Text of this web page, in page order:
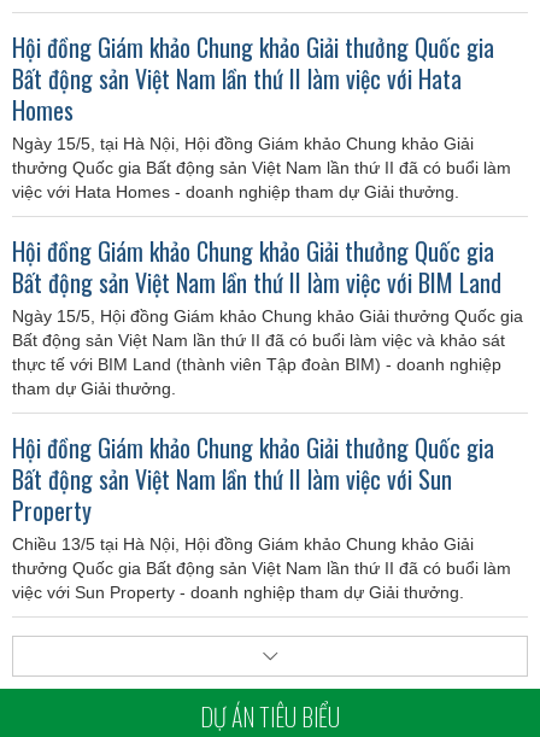
Hội đồng Giám khảo Chung khảo Giải thưởng Quốc gia
Bất động sản Việt Nam lần thứ II làm việc với Hata
Homes
Ngày 15/5, tại Hà Nội, Hội đồng Giám khảo Chung khảo Giải
thưởng Quốc gia Bất động sản Việt Nam lần thứ II đã có buổi làm
việc với Hata Homes - doanh nghiệp tham dự Giải thưởng.
Hội đồng Giám khảo Chung khảo Giải thưởng Quốc gia
Bất động sản Việt Nam lần thứ II làm việc với BIM Land
Ngày 15/5, Hội đồng Giám khảo Chung khảo Giải thưởng Quốc gia
Bất động sản Việt Nam lần thứ II đã có buổi làm việc và khảo sát
thực tế với BIM Land (thành viên Tập đoàn BIM) - doanh nghiệp
tham dự Giải thưởng.
Hội đồng Giám khảo Chung khảo Giải thưởng Quốc gia
Bất động sản Việt Nam lần thứ II làm việc với Sun
Property
Chiều 13/5 tại Hà Nội, Hội đồng Giám khảo Chung khảo Giải
thưởng Quốc gia Bất động sản Việt Nam lần thứ II đã có buổi làm
việc với Sun Property - doanh nghiệp tham dự Giải thưởng.
DỰ ÁN TIÊU BIỂU